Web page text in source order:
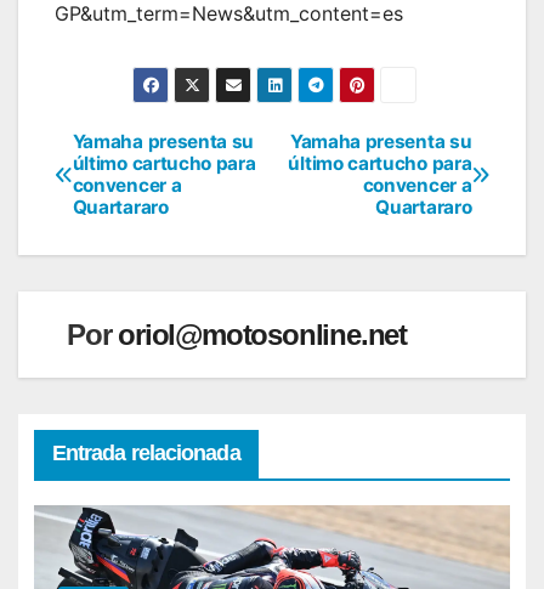
GP&utm_term=News&utm_content=es
Navegación
de
entradas
Yamaha presenta su
último cartucho para
convencer a
Quartararo
Yamaha presenta su
último cartucho para
convencer a
Quartararo
Pororiol@motosonline.net
Entrada relacionada